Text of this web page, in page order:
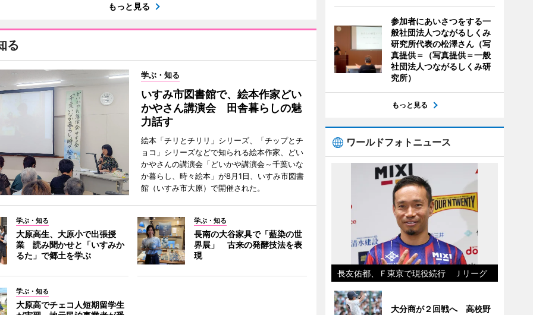
もっと見る
る
学ぶ・知る
いすみ市図書館で、絵本作家どい
かやさん講演会 田舎暮らしの魅
力話す
絵本「チリとチリリ」シリーズ、「チップとチ
ョコ」シリーズなどで知られる絵本作家、どい
かやさんの講演会「どいかや講演会～千葉いな
か暮らし、時々絵本」が8月1日、いすみ市図書
館（いすみ市大原）で開催された。
学ぶ・知る
大原高生、大原小で出張授
業 読み聞かせと「いすみか
るた」で郷土を学ぶ
学ぶ・知る
長南の大谷家具で「藍染の世
界展」 古来の発酵技法を表
現
学ぶ・知る
大原高でチェコ人短期留学生
参加者にあいさつをする一
般社団法人つながるしくみ
研究所代表の松澤さん（写
真提供＝（写真提供＝一般
社団法人つながるしくみ研
究所）
もっと見る
ワールドフォトニュース
長友佑都、Ｆ東京で現役続行 Ｊリーグ
大分商が２回戦へ 高校野